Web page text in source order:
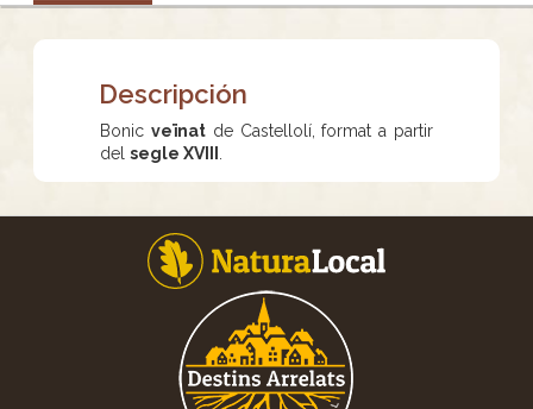
Descripción
Bonic veïnatde Castellolí, format a partir
del segle XVIII